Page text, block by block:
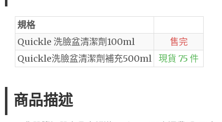
規格
Quickle 洗臉盆清潔劑100ml
售完
Quickle洗臉盆清潔劑補充500ml
現貨 75 件
商品描述